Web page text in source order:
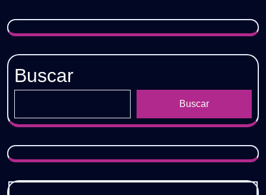
Buscar
Buscar